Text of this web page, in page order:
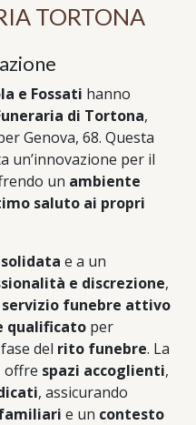
TORTONA
e Fossati hanno
di Tortona,
Genova, 68. Questa
un’innovazione per il
un ambiente
saluto ai propri
e a un
e discrezione,
servizio funebre attivo
qualificato per
del rito funebre. La
offre spazi accoglienti,
, assicurando
e un contesto